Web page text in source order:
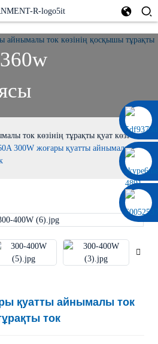
0086 13322920697
ток көзінің тұрақты қуат көзі
300W жоғары қуатты айнымалы ток
қуатты айнымалы ток
ток